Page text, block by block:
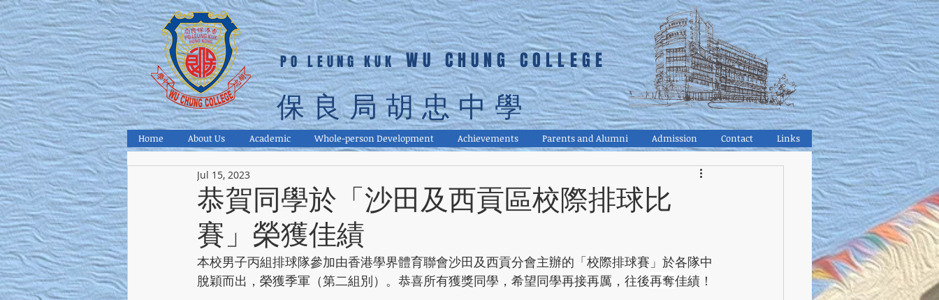
PO LEUNG KUK WU CHUNG COLLEGE
保良局胡忠中學
Home About Us Academic Whole-person Development Achievements Parents and Alumni Admission Contact Links
恭賀同學於「沙田及西貢區校際排球比
賽」榮獲佳績
Jul 15, 2023
本校男子丙組排球隊參加由香港學界體育聯會沙田及西貢分會主辦的「校際排球賽」於各隊中
脫穎而出，榮獲季軍（第二組別）。恭喜所有獲獎同學，希望同學再接再厲，往後再奪佳績！